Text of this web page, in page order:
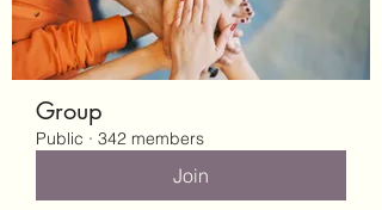
Group
Public · 342 members
Join